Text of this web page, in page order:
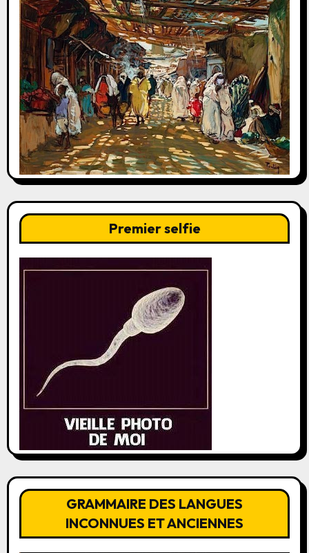
Premier selfie
GRAMMAIRE DES LANGUES
INCONNUES ET ANCIENNES